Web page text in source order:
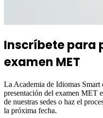
Inscríbete para
examen MET
La Academia de Idiomas
presentación del examen MET
de nuestras sedes o haz el
la próxima fecha.